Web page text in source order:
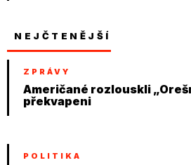
NEJČTENĚJŠÍ
ZPRÁVY
Američané rozlouskli
překvapeni
POLITIKA